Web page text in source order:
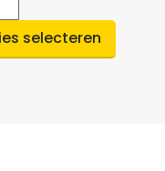
selecteren